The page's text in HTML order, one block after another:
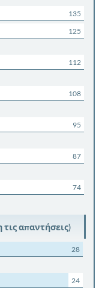
135
125
112
108
95
87
74
απαντήσεις)
28
24